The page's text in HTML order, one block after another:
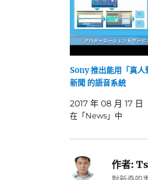
Sony 推出能用「真人
新聞 的語音系統
2017 年 08 月 17 日
在「News」中
作者: